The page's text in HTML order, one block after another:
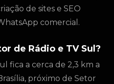
de sites e SEO
comercial.
de Rádio e TV Sul?
fica a cerca de 2,3 km a
próximo de Setor